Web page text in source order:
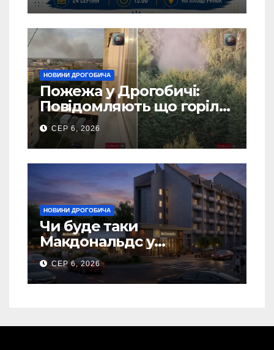
НОВИНИ ДРОГОБИЧА
Пожежа у Дрогобичі:
Повідомляють що горіло
5 гаражів (Відео)
СЕР 6, 2026
НОВИНИ ДРОГОБИЧА
Чи буде таки
Макдональдс у
Дрогобичі? (Фото)
СЕР 6, 2026